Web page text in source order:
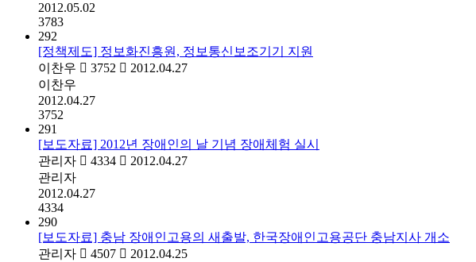
2012.05.02
3783
292
[정책제도] 정보화진흥원, 정보통신보조기기 지원
이찬우
3752
2012.04.27
이찬우
2012.04.27
3752
291
[보도자료] 2012년 장애인의 날 기념 장애체험 실시
관리자
4334
2012.04.27
관리자
2012.04.27
4334
290
[보도자료] 충남 장애인고용의 새출발, 한국장애인고용공단 충남지사 개소
관리자
4507
2012.04.25